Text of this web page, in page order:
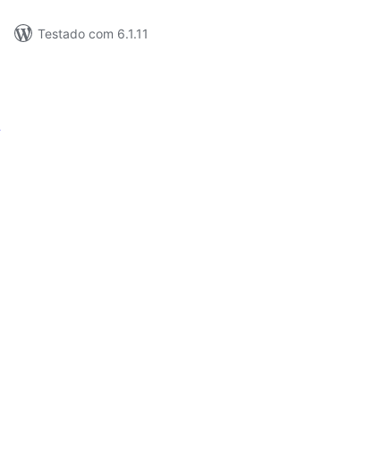
Testado com 6.1.11